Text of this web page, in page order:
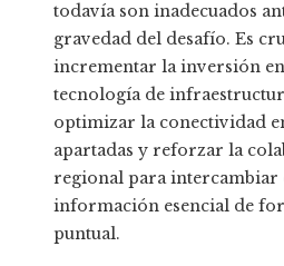
todavía son inadecuados
gravedad del desafío. Es
incrementar la inversión en
tecnología de
optimizar la conectividad
apartadas y reforzar la
regional para intercambiar
información esencial de
puntual.